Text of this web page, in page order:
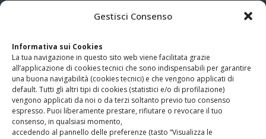
Gestisci Consenso
Informativa sui Cookies
La tua navigazione in questo sito web viene facilitata grazie
all’applicazione di cookies tecnici che sono indispensabili per garantire
una buona navigabilità (cookies tecnici) e che vengono applicati di
default. Tutti gli altri tipi di cookies (statistici e/o di profilazione)
vengono applicati da noi o da terzi soltanto previo tuo consenso
espresso. Puoi liberamente prestare, rifiutare o revocare il tuo
consenso, in qualsiasi momento,
accedendo al pannello delle preferenze (tasto “Visualizza le
www.odg.toscana.it – testata registrata presso il Tribunale di
Firenze al nr. 5208 dell’ 08.10.2002. Direttore responsabile:
Giampaolo Marchini – C.F. 80005790482
LINK UTILI